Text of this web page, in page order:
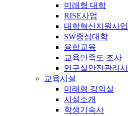
미래형 대학
RISE사업
대학혁신지원사업
SW중심대학
융합교육
교육만족도 조사
연구실안전관리
교육시설
미래형 강의실
시설소개
학생기숙사